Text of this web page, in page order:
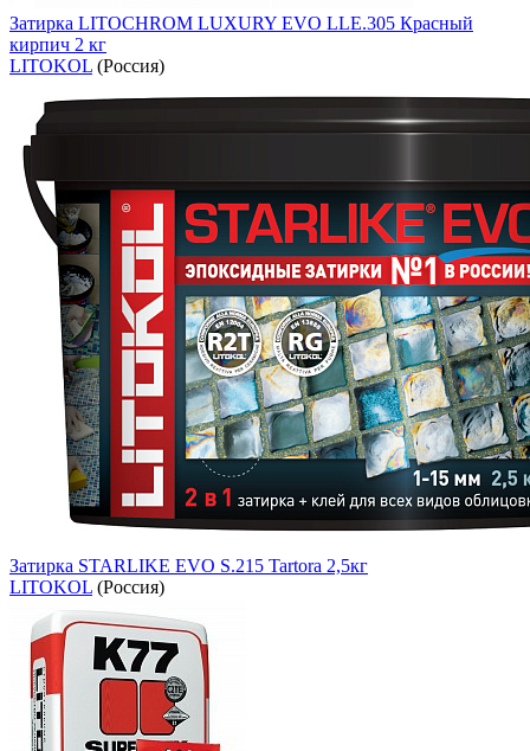
Затирка LITOCHROM LUXURY EVO LLE.305 Красный
кирпич 2 кг
LITOKOL (Россия)
Затирка STARLIKE EVO S.215 Tartora 2,5кг
LITOKOL (Россия)